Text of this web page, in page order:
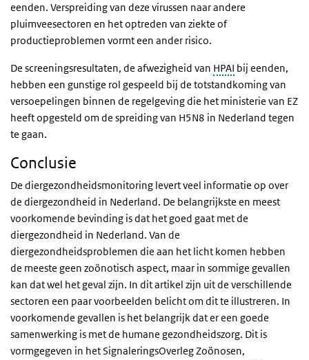
eenden. Verspreiding van deze virussen naar andere
pluimveesectoren en het optreden van ziekte of
productieproblemen vormt een ander risico.
De screeningsresultaten, de afwezigheid van HPAI bij eenden,
hebben een gunstige rol gespeeld bij de totstandkoming van
versoepelingen binnen de regelgeving die het ministerie van EZ
heeft opgesteld om de spreiding van H5N8 in Nederland tegen
te gaan.
Conclusie
De diergezondheidsmonitoring levert veel informatie op over
de diergezondheid in Nederland. De belangrijkste en meest
voorkomende bevinding is dat het goed gaat met de
diergezondheid in Nederland. Van de
diergezondheidsproblemen die aan het licht komen hebben
de meeste geen zoönotisch aspect, maar in sommige gevallen
kan dat wel het geval zijn. In dit artikel zijn uit de verschillende
sectoren een paar voorbeelden belicht om dit te illustreren. In
voorkomende gevallen is het belangrijk dat er een goede
samenwerking is met de humane gezondheidszorg. Dit is
vormgegeven in het SignaleringsOverleg Zoönosen,